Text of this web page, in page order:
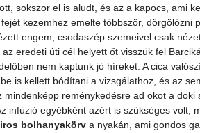
sokszor el is aludt, és az a kapocs, ami
kezemhez emelte többször,
engem, csodaszép szemeivel csak
eredeti úti cél helyett őt visszük fel
nem kaptunk jó híreket. A cica
is kellett bódítani a vizsgálathoz, és az
mindenképp reménykedésre ad okot a
infúzió egyébként azért is szükséges volt,
bolhanyakörv a nyakán, ami gondos